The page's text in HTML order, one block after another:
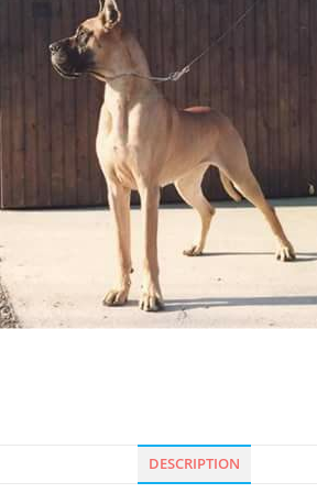
DESCRIPTION